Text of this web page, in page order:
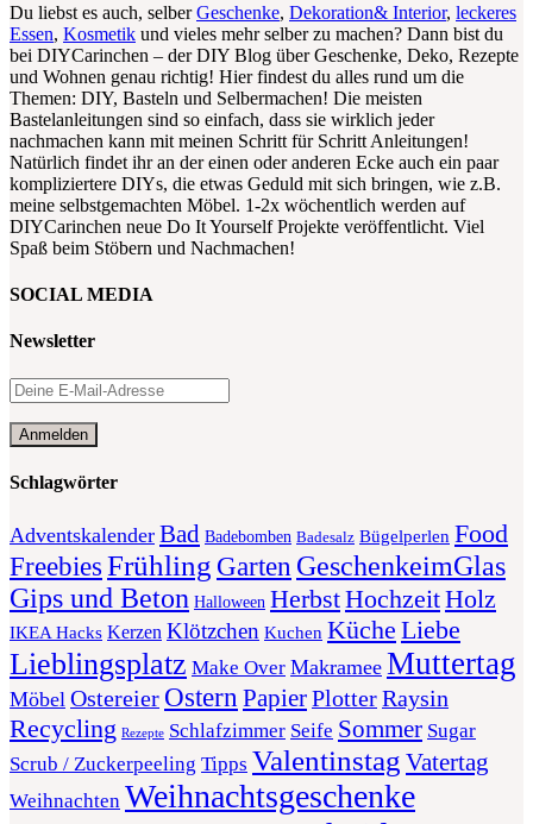
Du liebst es auch, selberGeschenke, Dekoration& Interior, leckeres
Essen, Kosmetik und vieles mehr selber zu machen? Dann bist du
bei DIYCarinchen – der DIY Blog über Geschenke, Deko, Rezepte
und Wohnen genau richtig! Hier findest du alles rund um die
Themen: DIY, Basteln und Selbermachen! Die meisten
Bastelanleitungen sind so einfach, dass sie wirklich jeder
nachmachen kann mit meinen Schritt für Schritt Anleitungen!
Natürlich findet ihr an der einen oder anderen Ecke auch ein paar
kompliziertere DIYs, die etwas Geduld mit sich bringen, wie z.B.
meine selbstgemachten Möbel. 1-2x wöchentlich werden auf
DIYCarinchen neue Do It Yourself Projekte veröffentlicht. Viel
Spaß beim Stöbern und Nachmachen!
SOCIAL MEDIA
Newsletter
Schlagwörter
Adventskalender Bad Badebomben Badesalz Bügelperlen Food
FreebiesFrühling Garten GeschenkeimGlas
Gips und Beton Halloween HerbstHochzeitHolz
IKEA Hacks Kerzen Klötzchen Kuchen Küche Liebe
Lieblingsplatz Make Over Makramee Muttertag
Möbel Ostereier Ostern PapierPlotterRaysin
Recycling Rezepte Schlafzimmer Seife Sommer Sugar
Scrub / Zuckerpeeling Tipps Valentinstag Vatertag
Weihnachten Weihnachtsgeschenke